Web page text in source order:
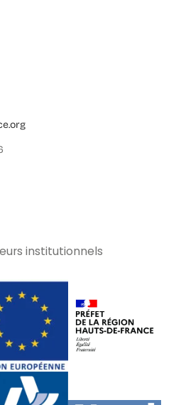
institutionnels